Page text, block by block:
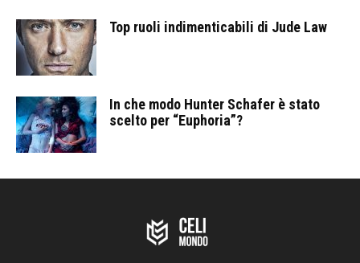
Top ruoli indimenticabili di Jude Law
In che modo Hunter Schafer è stato
scelto per “Euphoria”?